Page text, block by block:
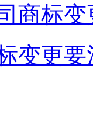
商标
变更